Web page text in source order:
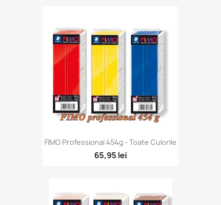
FIMO Professional 454g - Toate Culorile
65,95 lei